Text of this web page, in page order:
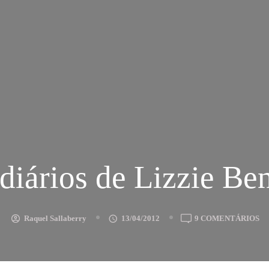
de Lizzie
Raquel Sallaberry 13/04/2012 9 COMENTÁRIOSEM
DE